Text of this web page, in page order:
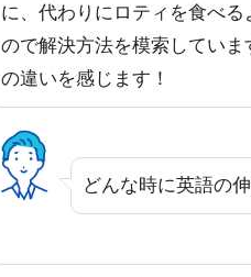
に、代わりにロティを食べ
ので解決方法を模索してい
の違いを感じます！
どんな時に英語の